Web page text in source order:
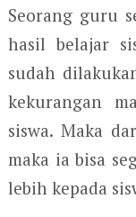
Seorang guru
hasil belajar
sudah
kekurangan
siswa. Maka
maka ia bisa
lebih kepada